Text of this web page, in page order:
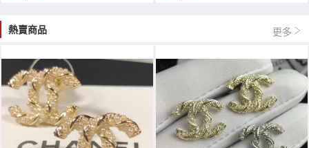
熱賣商品 更多